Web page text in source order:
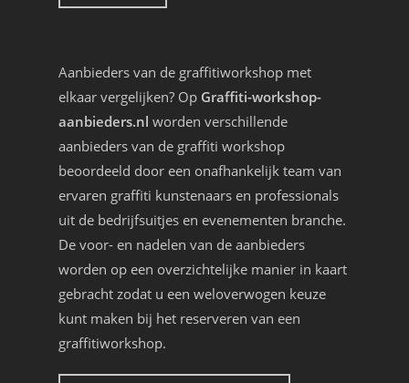
Aanbieders van de graffitiworkshop met
elkaar vergelijken? Op Graffiti-workshop-
aanbieders.nl worden verschillende
aanbieders van de graffiti workshop
beoordeeld door een onafhankelijk team van
ervaren graffiti kunstenaars en professionals
uit de bedrijfsuitjes en evenementen branche.
De voor- en nadelen van de aanbieders
worden op een overzichtelijke manier in kaart
gebracht zodat u een weloverwogen keuze
kunt maken bij het reserveren van een
graffitiworkshop.